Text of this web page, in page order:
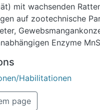
mit wachsenden
auf zootechnische
Enzyme
redoxsensitive
wird, wurden zudem der
die Thiobarbitursäure
(TBA-RS) und das
Habilitationen
page